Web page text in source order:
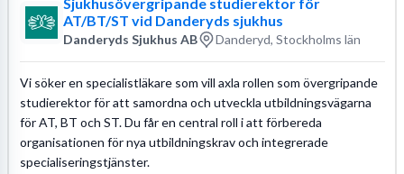
AT/BT/ST vid Danderyds sjukhus
Danderyds Sjukhus AB Danderyd, Stockholms län
Vi söker en specialistläkare som vill axla rollen som övergripande
studierektor för att samordna och utveckla utbildningsvägarna
för AT, BT och ST. Du får en central roll i att förbereda
organisationen för nya utbildningskrav och integrerade
specialiseringstjänster.